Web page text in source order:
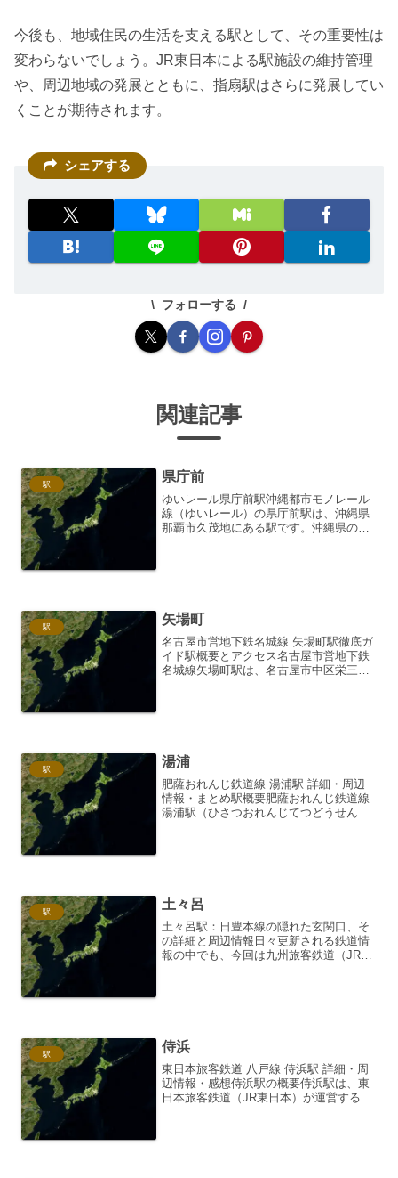
今後も、地域住民の生活を支える駅として、その重要性は
変わらないでしょう。JR東日本による駅施設の維持管理
や、周辺地域の発展とともに、指扇駅はさらに発展してい
くことが期待されます。
シェアする
フォローする
関連記事
駅 県庁前
ゆいレール県庁前駅沖縄都市モノレール
線（ゆいレール）の県庁前駅は、沖縄県
那覇市久茂地にある駅です。沖縄県の中
駅 矢場町
名古屋市営地下鉄名城線 矢場町駅徹底ガ
イド駅概要とアクセス名古屋市営地下鉄
名城線矢場町駅は、名古屋市中区栄三丁
駅 湯浦
肥薩おれんじ鉄道線 湯浦駅 詳細・周辺
情報・まとめ駅概要肥薩おれんじ鉄道線
湯浦駅（ひさつおれんじてつどうせん ゆ
駅 土々呂
土々呂駅：日豊本線の隠れた玄関口、そ
の詳細と周辺情報日々更新される鉄道情
報の中でも、今回は九州旅客鉄道（JR九
駅 侍浜
東日本旅客鉄道 八戸線 侍浜駅 詳細・周
辺情報・感想侍浜駅の概要侍浜駅は、東
日本旅客鉄道（JR東日本）が運営する八